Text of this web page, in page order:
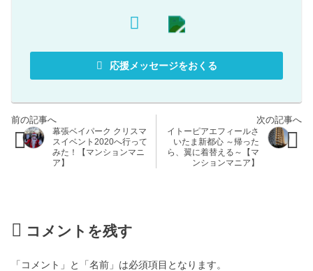
応援メッセージをおくる
幕張ベイパーク クリスマ
スイベント2020へ行って
みた！【マンションマニ
ア】
イトーピアエフィールさ
いたま新都心 ～帰った
ら、翼に着替える～【マ
ンションマニア】
コメントを残す
「コメント」と「名前」は必須項目となります。